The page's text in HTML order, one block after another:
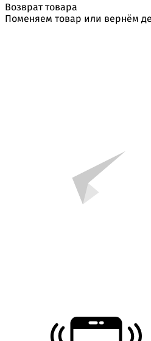
Возврат товара
Поменяем товар или вернём